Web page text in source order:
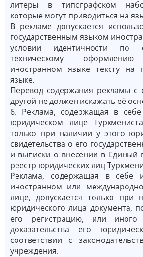
литеры в типографском
которые могут приводиться на
В рекламе допускается
государственным языком
условии идентичности по
техническому
иностранном языке тексту на
языке.
Перевод содержания рекламы с
другой не должен искажать её
6. Реклама, содержащая в
юридическом лице
только при наличии у этого
свидетельства о его
и выписки о внесении в Единый
реестр юридических лиц
Реклама, содержащая в себе
иностранном или
лице, допускается только при
юридического лица документа,
его регистрацию, или иного
доказательства его
соответствии с
учреждения.